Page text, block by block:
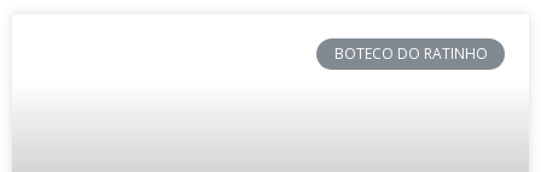
BOTECO DO RATINHO